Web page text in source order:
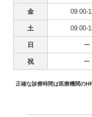
金 09:00-
土 09:00-
日 ー
祝 ー
正確な診療時間は医療機関の